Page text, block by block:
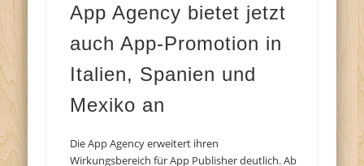
App Agency bietet jetzt
auch App-Promotion in
Italien, Spanien und
Mexiko an
Die App Agency erweitert ihren
Wirkungsbereich für App Publisher deutlich. Ab